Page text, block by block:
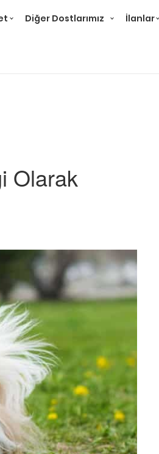
Diğer Dostlarımız İlanlar
Olarak
Standartlarına Uygun Bakımı
Kolay 14 Evcil Hayvan
01.01.2025
Köpeklerle İlgili Ünlü Sözler ve
Atasözleri
03.04.2024
İzmir’deki Hayvan Barınakları
22.05.2020
Ankara’daki Hayvan Barınakları
22.05.2020